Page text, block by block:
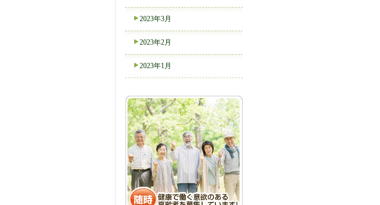
2023年3月
2023年2月
2023年1月